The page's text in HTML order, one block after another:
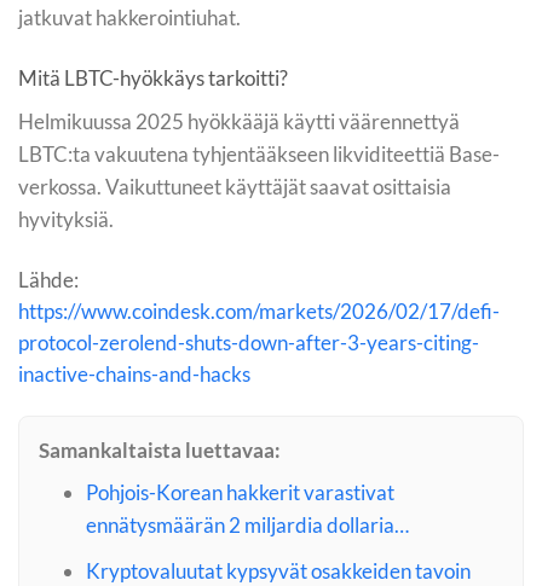
jatkuvat hakkerointiuhat.
Mitä LBTC-hyökkäys tarkoitti?
Helmikuussa 2025 hyökkääjä käytti väärennettyä
LBTC:ta vakuutena tyhjentääkseen likviditeettiä Base-
verkossa. Vaikuttuneet käyttäjät saavat osittaisia
hyvityksiä.
Lähde:
https://www.coindesk.com/markets/2026/02/17/defi-
protocol-zerolend-shuts-down-after-3-years-citing-
inactive-chains-and-hacks
Samankaltaista luettavaa:
Pohjois-Korean hakkerit varastivat
ennätysmäärän 2 miljardia dollaria…
Kryptovaluutat kypsyvät osakkeiden tavoin